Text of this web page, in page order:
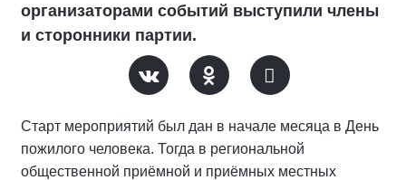
организаторами событий выступили члены
и сторонники партии.
Старт мероприятий был дан в начале месяца в День
пожилого человека. Тогда в региональной
общественной приёмной и приёмных местных